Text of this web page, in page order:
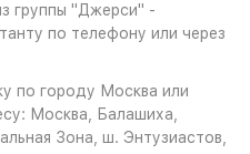
группы "Джерси" -
по телефону или через
по городу Москва или
Москва, Балашиха,
Зона, ш. Энтузиастов,